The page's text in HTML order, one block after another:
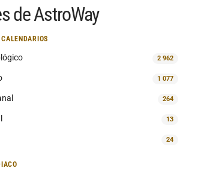
de AstroWay
2 962
1 077
264
13
24